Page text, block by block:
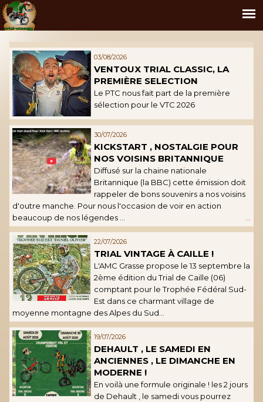
03/08/2026
VENTOUX TRIAL CLASSIC, LA
PREMIÈRE SELECTION
Le PTC nous fait part de la première
sélection pour le VTC 2026
30/07/2026
KICKSTART , NOSTALGIE POUR
NOS VOISINS BRITANNIQUE
Diffusé sur la chaine nationale
Britannique (la BBC) cette émission doit
rappeler de bons souvenirs a nos voisins
d'outre manche. Pour nous l'occasion de voir en action
beaucoup de nos légendes ...
22/07/2026
TRIAL VINTAGE À CAILLE !
L'AMC Grasse propose le 13 septembre la
2ème édition du Trial de Caille (06)
comptant pour le Trophée Fédéral Sud-
Est dans ce charmant village de
moyenne montagne des Alpes du Sud...
19/07/2026
DEHAULT , LE SAMEDI EN
ANCIENNES , LE DIMANCHE EN
MODERNE !
En voilà une formule originale ! les 2 jours
de Dehault , le samedi vous pourrez